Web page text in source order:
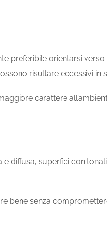
preferibile orientarsi
risultare eccessivi in
carattere
diffusa, superfici con
bene senza